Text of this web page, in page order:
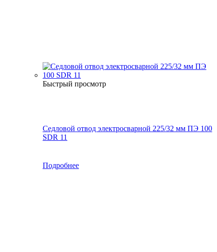
Быстрый просмотр
Седловой отвод электросварной 225/32 мм ПЭ 100
SDR 11
Подробнее